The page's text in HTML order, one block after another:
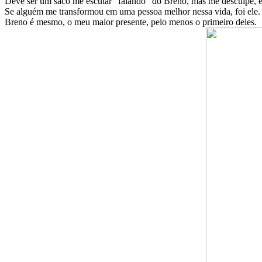
Se alguém me transformou em uma pessoa melhor nessa vida, foi ele.
Breno é mesmo, o meu maior presente, pelo menos o primeiro deles.